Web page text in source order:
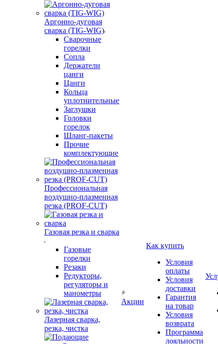
Аргонно-дуговая
сварка (TIG-WIG)
Сварочные
горелки
Сопла
Держатели
цанги
Цанги
Кольца
уплотнительные
Заглушки
Головки
горелок
Шланг-пакеты
Прочие
комплектующие
Профессиональная
воздушно-плазменная
резка (PROF-CUT)
Газовая резка и сварка
Газовые
горелки
Резаки
Редукторы,
регуляторы и
манометры
Лазерная сварка,
резка, чистка
Акции
Как купить
Условия
оплаты
Условия
доставки
Гарантия
на товар
Условия
возврата
Программа
лояльности